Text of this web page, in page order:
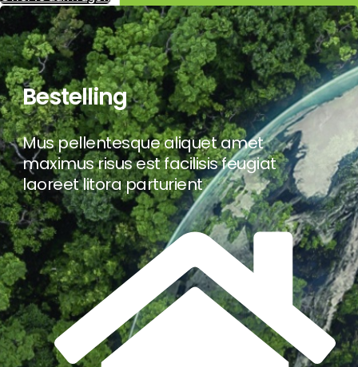
Bestelling
Mus pellentesque aliquet amet
maximus risus est facilisis feugiat
laoreet litora parturient